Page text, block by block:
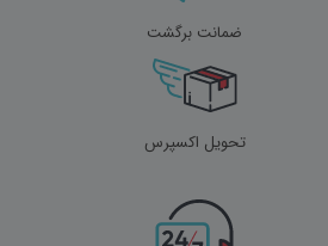
ضمانت برگشت
تحویل اکسپرس